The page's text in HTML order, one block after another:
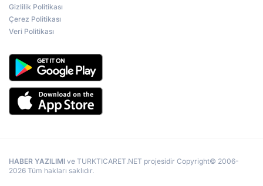
Gizlilik Politikası
Çerez Politikası
Veri Politikası
HABER YAZILIMI ve TURKTICARET.NET projesidir Copyright© 2006-
2026 Tüm hakları saklıdır.